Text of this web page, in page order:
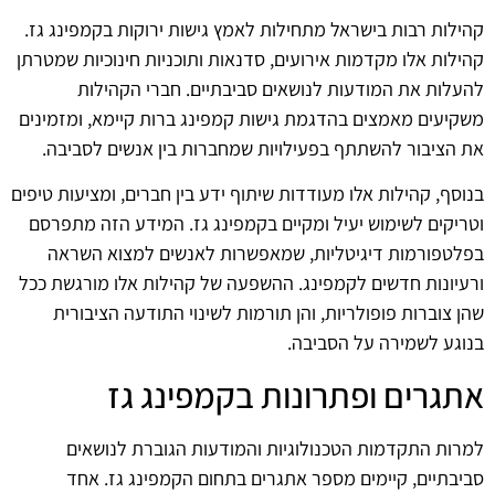
קהילות רבות בישראל מתחילות לאמץ גישות ירוקות בקמפינג גז.
קהילות אלו מקדמות אירועים, סדנאות ותוכניות חינוכיות שמטרתן
להעלות את המודעות לנושאים סביבתיים. חברי הקהילות
משקיעים מאמצים בהדגמת גישות קמפינג ברות קיימא, ומזמינים
את הציבור להשתתף בפעילויות שמחברות בין אנשים לסביבה.
בנוסף, קהילות אלו מעודדות שיתוף ידע בין חברים, ומציעות טיפים
וטריקים לשימוש יעיל ומקיים בקמפינג גז. המידע הזה מתפרסם
בפלטפורמות דיגיטליות, שמאפשרות לאנשים למצוא השראה
ורעיונות חדשים לקמפינג. ההשפעה של קהילות אלו מורגשת ככל
שהן צוברות פופולריות, והן תורמות לשינוי התודעה הציבורית
בנוגע לשמירה על הסביבה.
אתגרים ופתרונות בקמפינג גז
למרות התקדמות הטכנולוגיות והמודעות הגוברת לנושאים
סביבתיים, קיימים מספר אתגרים בתחום הקמפינג גז. אחד